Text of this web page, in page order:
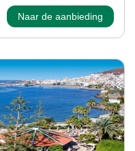
Naar de aanbieding